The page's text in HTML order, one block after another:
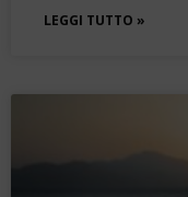
LEGGI TUTTO »